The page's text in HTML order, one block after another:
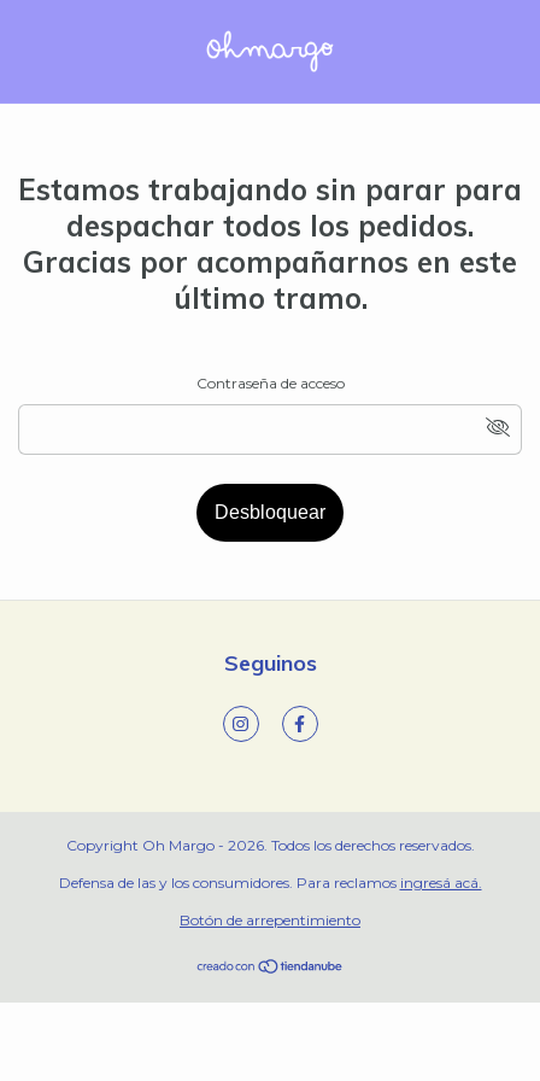
Estamos trabajando sin parar para
despachar todos los pedidos.
Gracias por acompañarnos en este
último tramo.
Contraseña de acceso
Desbloquear
Seguinos
Copyright Oh Margo - 2026. Todos los derechos reservados.
Defensa de las y los consumidores. Para reclamos ingresá acá.
Botón de arrepentimiento